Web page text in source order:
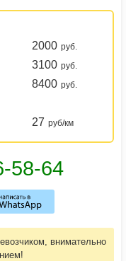
2000 руб.
3100 руб.
8400 руб.
27 руб/км
внимательно